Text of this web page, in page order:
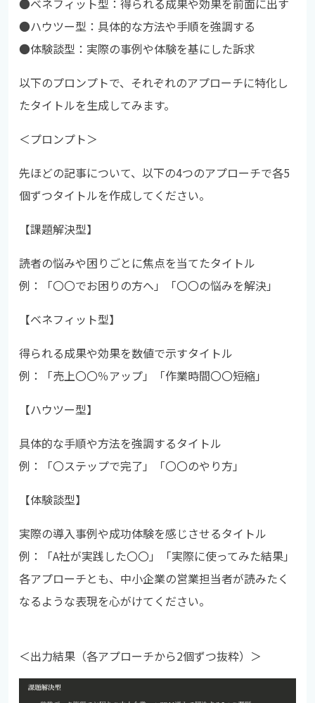
●ベネフィット型：得られる成果や効果を前面に出す
●ハウツー型：具体的な方法や手順を強調する
●体験談型：実際の事例や体験を基にした訴求
以下のプロンプトで、それぞれのアプローチに特化し
たタイトルを生成してみます。
＜プロンプト＞
先ほどの記事について、以下の4つのアプローチで各5
個ずつタイトルを作成してください。
【課題解決型】
読者の悩みや困りごとに焦点を当てたタイトル
例：「〇〇でお困りの方へ」「〇〇の悩みを解決」
【ベネフィット型】
得られる成果や効果を数値で示すタイトル
例：「売上〇〇％アップ」「作業時間〇〇短縮」
【ハウツー型】
具体的な手順や方法を強調するタイトル
例：「〇ステップで完了」「〇〇のやり方」
【体験談型】
実際の導入事例や成功体験を感じさせるタイトル
例：「A社が実践した〇〇」「実際に使ってみた結果」
各アプローチとも、中小企業の営業担当者が読みたく
なるような表現を心がけてください。
＜出力結果（各アプローチから2個ずつ抜粋）＞